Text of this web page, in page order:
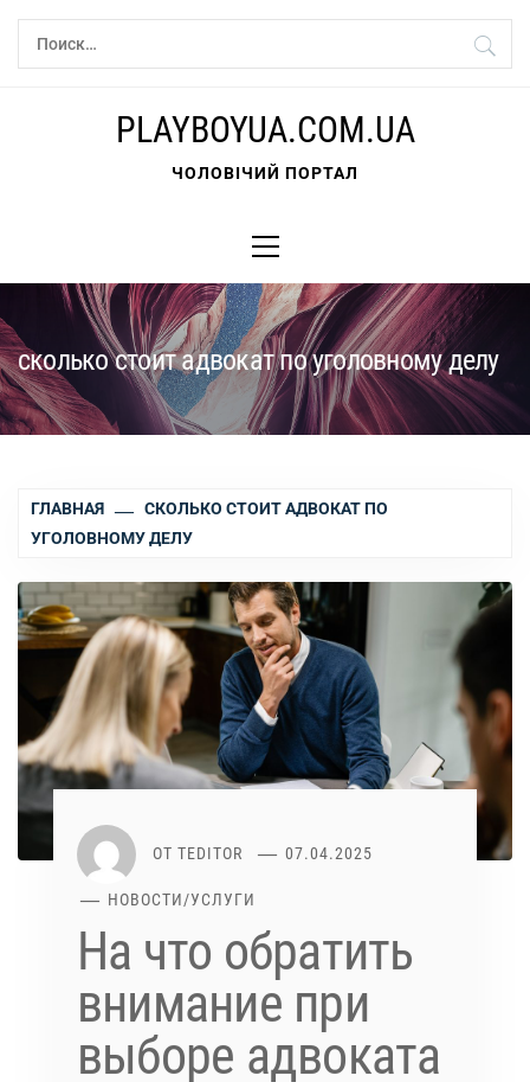
Перейти
Найти:
PLAYBOYUA.COM.UA
ЧОЛОВІЧИЙ ПОРТАЛ
меню
сколько стоит адвокат по уголовному делу
ГЛАВНАЯ
СКОЛЬКО СТОИТ АДВОКАТ ПО
УГОЛОВНОМУ ДЕЛУ
ОТ TEDITOR 07.04.2025
НОВОСТИ/УСЛУГИ
На что обратить
внимание при
выборе адвоката